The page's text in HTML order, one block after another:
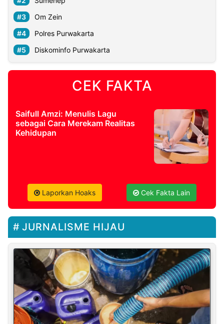
Om Zein
Polres Purwakarta
Diskominfo Purwakarta
CEK FAKTA
Saifull Amzi: Menulis Lagu
sebagai Cara Merekam Realitas
Kehidupan
Laporkan Hoaks Cek Fakta Lain
JURNALISME HIJAU